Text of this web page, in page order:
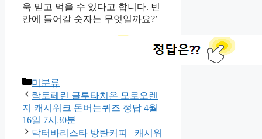
욱 믿고 먹을 수 있다고 합니다. 빈
칸에 들어갈 숫자는 무엇일까요?’
Categories
미분류
락토페린 글루타치온 모로오렌
지 캐시워크 돈버는퀴즈 정답 4월
16일 7시30분
닥터바리스타 방탄커피 캐시워